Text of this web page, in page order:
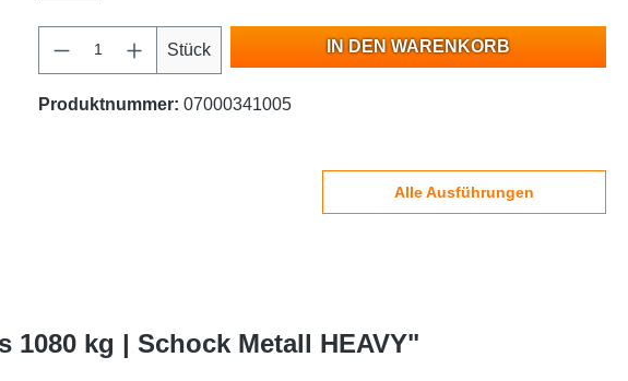
Stück IN DEN WARENKORB
Produktnummer: 07000341005
Alle Ausführungen
kg | Schock Metall HEAVY"